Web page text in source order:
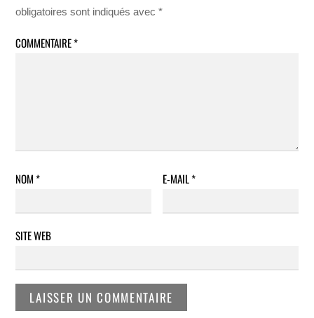
obligatoires sont indiqués avec*
COMMENTAIRE*
NOM* E-MAIL*
SITE WEB